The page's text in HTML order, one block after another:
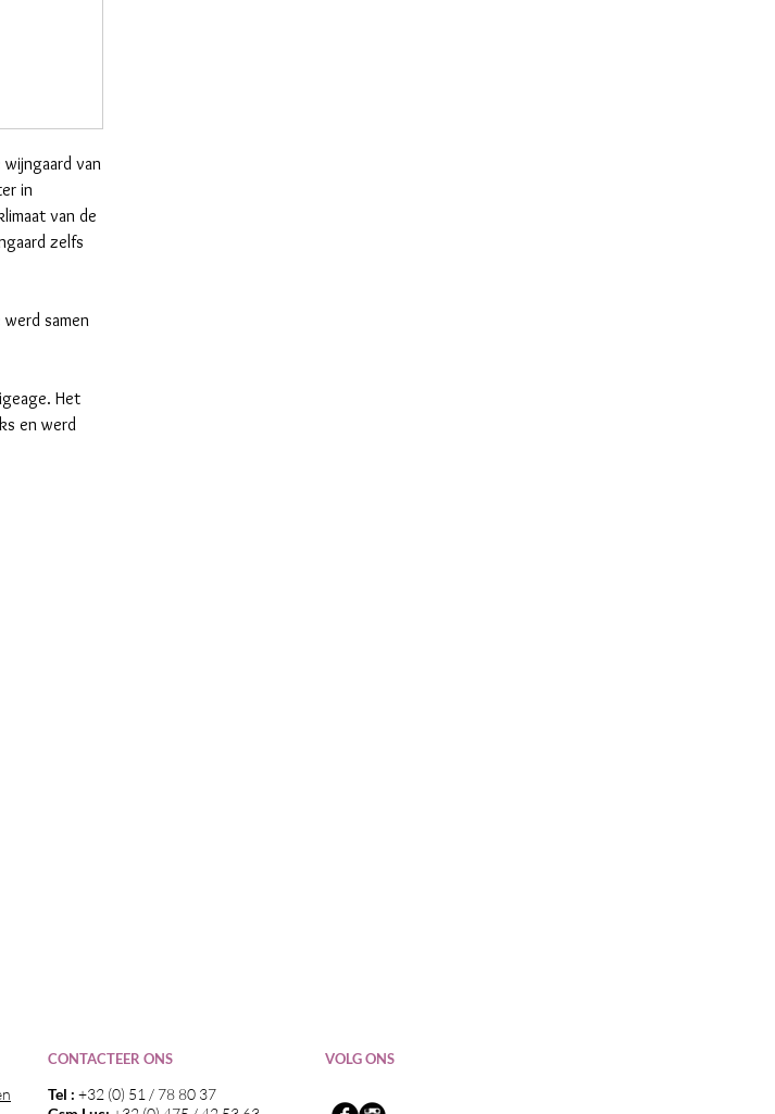
van
in
van de
zelfs
samen
Het
en werd
CONTACTEER ONS
Tel : +32 (0) 51 / 78 80 37
VOLG ONS